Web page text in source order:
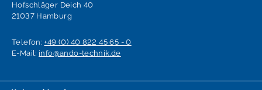
Hofschläger Deich 40
21037 Hamburg
Telefon:+49 (0) 40 822 45 65 - 0
E-Mail: info@ando-technik.de